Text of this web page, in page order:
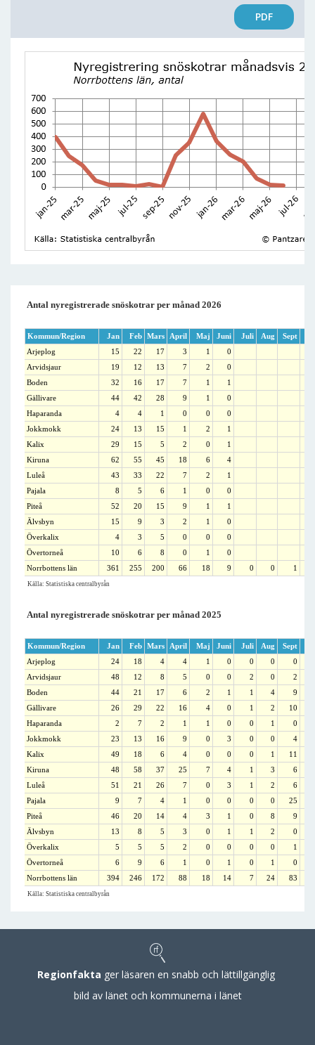
PDF
Antal nyregistrerade snöskotrar per månad 2026
Kommun/Region Jan Feb Mars April Maj Juni Juli Aug Sept
Arjeplog
15 22 17 3 1
0
Arvidsjaur
19 12 13 7 2
0
Boden
32 16 17 7 1
1
Gällivare
44 42 28 9 1
0
Haparanda
4 4 1 0 0
0
Jokkmokk
24 13 15 1 2
1
Kalix
29 15 5 2 0
1
Kiruna
62 55 45 18 6
4
Luleå
43 33 22 7 2
1
Pajala
8 5 6 1 0
0
Piteå
52 20 15 9 1
1
Älvsbyn
15 9 3 2 1
0
Överkalix
4 3 5 0 0
0
Övertorneå
10 6 8 0 1
0
Norrbottens län
361 255 200 66 18 9 0 0 1
Källa: Statistiska centralbyrån
Antal nyregistrerade snöskotrar per månad 2025
Kommun/Region Jan Feb Mars April Maj Juni Juli Aug Sept
Arjeplog
24 18 4 4 1 0 0 0 0
Arvidsjaur
48 12 8 5 0 0 2 0 2
Boden
44 21 17 6 2 1 1 4 9
Gällivare
26 29 22 16 4 0 1 2 10
Haparanda
2 7 2 1 1 0 0 1 0
Jokkmokk
23 13 16 9 0 3 0 0 4
Kalix
49 18 6 4 0 0 0 1 11
Kiruna
48 58 37 25 7 4 1 3 6
Luleå
51 21 26 7 0 3 1 2 6
Pajala
9 7 4 1 0 0 0 0 25
Piteå
46 20 14 4 3 1 0 8 9
Älvsbyn
13 8 5 3 0 1 1 2 0
Överkalix
5 5 5 2 0 0 0 0 1
Övertorneå
6 9 6 1 0 1 0 1 0
Norrbottens län
394 246 172 88 18 14 7 24 83
Källa: Statistiska centralbyrån
Regionfakta ger läsaren en snabb och lättillgänglig
bild av länet och kommunerna i länet